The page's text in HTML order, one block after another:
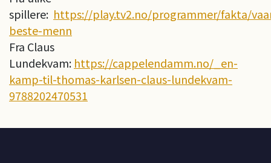
spillere: https://play.tv2.no/programmer/fakta/
beste-menn
Fra Claus
Lundekvam: https://cappelendamm.no/_en-
kamp-til-thomas-karlsen-claus-lundekvam-
9788202470531